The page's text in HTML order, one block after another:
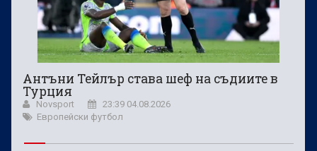
Антъни Тейлър става шеф на съдиите в
Турция
Novsport
23:39 04.08.2026
Европейски футбол